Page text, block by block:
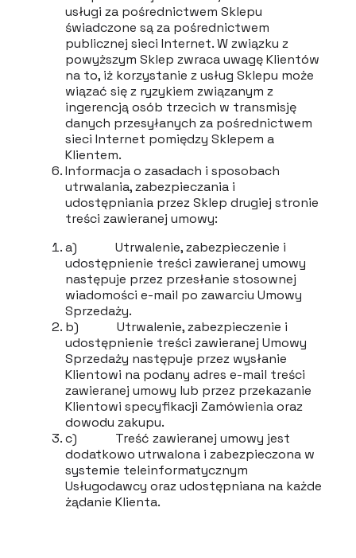
usługi za pośrednictwem Sklepu
świadczone są za pośrednictwem
publicznej sieci Internet. W związku z
powyższym Sklep zwraca uwagę Klientów
na to, iż korzystanie z usług Sklepu może
wiązać się z ryzykiem związanym z
ingerencją osób trzecich w transmisję
danych przesyłanych za pośrednictwem
sieci Internet pomiędzy Sklepem a
Klientem.
Informacja o zasadach i sposobach
utrwalania, zabezpieczania i
udostępniania przez Sklep drugiej stronie
treści zawieranej umowy:
a) Utrwalenie, zabezpieczenie i
udostępnienie treści zawieranej umowy
następuje przez przesłanie stosownej
wiadomości e-mail po zawarciu Umowy
Sprzedaży.
b) Utrwalenie, zabezpieczenie i
udostępnienie treści zawieranej Umowy
Sprzedaży następuje przez wysłanie
Klientowi na podany adres e-mail treści
zawieranej umowy lub przez przekazanie
Klientowi specyfikacji Zamówienia oraz
dowodu zakupu.
c) Treść zawieranej umowy jest
dodatkowo utrwalona i zabezpieczona w
systemie teleinformatycznym
Usługodawcy oraz udostępniana na każde
żądanie Klienta.